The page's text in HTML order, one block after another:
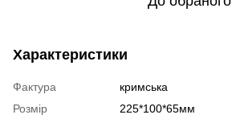
Характеристики
Фактура
кримська
Розмір
225*100*65мм